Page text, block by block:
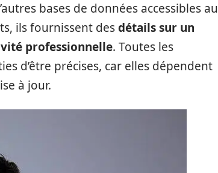
bases de données accessibles au
ils fournissent desdétails sur un
professionnelle. Toutes les
d’être précises, car elles dépendent
à jour.